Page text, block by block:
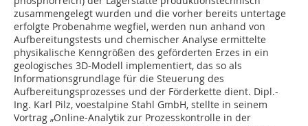
zusammengelegt wurden und die vorher bereits untertage
erfolgte Probenahme wegfiel, werden nun anhand von
Aufbereitungstests und chemischer Analyse ermittelte
physikalische Kenngrößen des geförderten Erzes in ein
geologisches 3D-Modell implementiert, das so als
Informationsgrundlage für die Steuerung des
Aufbereitungsprozesses und der Förderkette dient. Dipl.-
Ing. Karl Pilz, voestalpine Stahl GmbH, stellte in seinem
Vortrag „Online-Analytik zur Prozesskontrolle in der